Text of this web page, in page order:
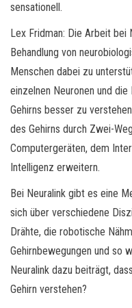
sensationell.
Lex Fridman: Die Arbeit bei
Behandlung von
Menschen dabei zu
einzelnen Neuronen und
Gehirns besser zu
des Gehirns durch Zwei-
Computergeräten, dem
Intelligenz erweitern.
Bei Neuralink gibt es eine
sich über verschiedene
Drähte, die robotische
Gehirnbewegungen und so
Neuralink dazu beiträgt,
Gehirn verstehen?